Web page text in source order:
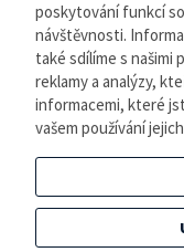
Otevírací
Pondělí–Pátek
Pondělí–pátek
Zpracování
© E-
Internetový
Elektronická evidence tržeb
evidenci tržeb je prodejce
poskytování funkcí
návštěvnosti.
také sdílíme s našimi
reklamy a analýzy,
informacemi, které
vašem používání